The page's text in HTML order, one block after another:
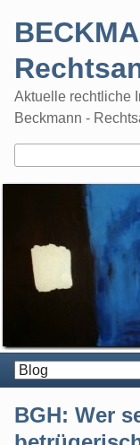
Aktuelle rechtliche
Beckmann -
BGH: Wer